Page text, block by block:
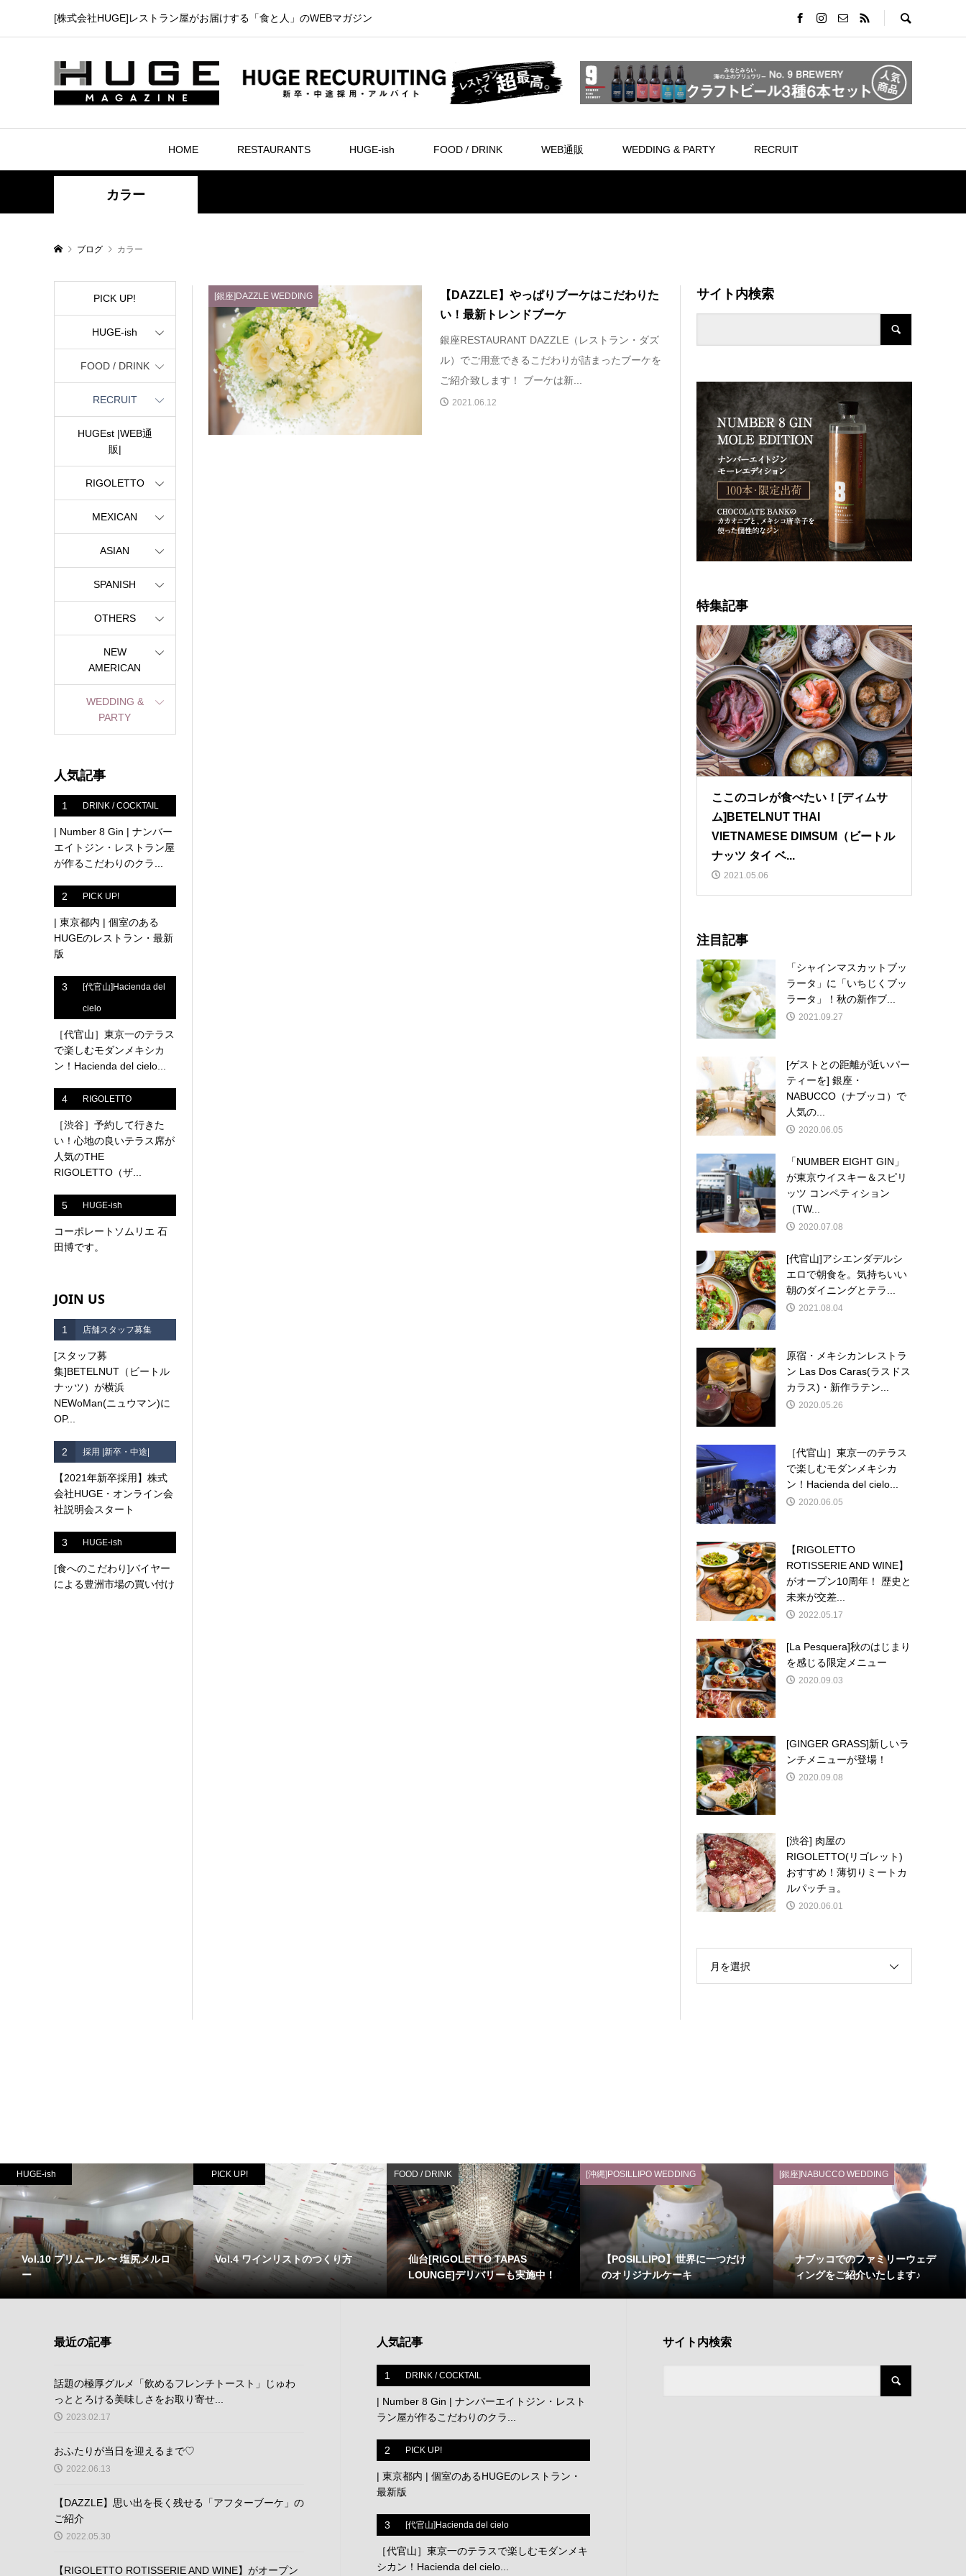
[株式会社HUGE]レストラン屋がお届けする「食と人」のWEBマガジン
HOME RESTAURANTS HUGE-ish FOOD / DRINK WEB通販 WEDDING & PARTY RECRUIT
カラー
ブログ カラー
[銀座]DAZZLE WEDDING
【DAZZLE】やっぱりブーケはこだわりた
い！最新トレンドブーケ
銀座RESTAURANT DAZZLE（レストラン・ダズ
ル）でご用意できるこだわりが詰まったブーケを
ご紹介致します！ ブーケは新...
2021.06.12
PICK UP!
HUGE-ish
FOOD / DRINK
RECRUIT
HUGEst |WEB通
販|
RIGOLETTO
MEXICAN
ASIAN
SPANISH
OTHERS
NEW
AMERICAN
WEDDING &
PARTY
人気記事
1 DRINK / COCKTAIL
| Number 8 Gin | ナンバー
エイトジン・レストラン屋
が作るこだわりのクラ...
2 PICK UP!
| 東京都内 | 個室のある
HUGEのレストラン・最新
版
3 [代官山]Hacienda del
cielo
［代官山］東京一のテラス
で楽しむモダンメキシカ
ン！Hacienda del cielo...
4 RIGOLETTO
［渋谷］予約して行きた
い！心地の良いテラス席が
人気のTHE
RIGOLETTO（ザ...
5 HUGE-ish
コーポレートソムリエ 石
田博です。
JOIN US
1 店舗スタッフ募集
[スタッフ募
集]BETELNUT（ビートル
ナッツ）が横浜
NEWoMan(ニュウマン)に
OP...
2 採用 |新卒・中途|
【2021年新卒採用】株式
会社HUGE・オンライン会
社説明会スタート
3 HUGE-ish
[食へのこだわり]バイヤー
による豊洲市場の買い付け
サイト内検索
特集記事
ここのコレが食べたい！[ディムサ
ム]BETELNUT THAI
VIETNAMESE DIMSUM（ビートル
ナッツ タイ ベ...
2021.05.06
注目記事
「シャインマスカットブッ
ラータ」に「いちじくブッ
ラータ」！秋の新作ブ...
2021.09.27
[ゲストとの距離が近いパー
ティーを] 銀座・
NABUCCO（ナブッコ）で
人気の...
2020.06.05
「NUMBER EIGHT GIN」
が東京ウイスキー＆スピリ
ッツ コンペティション
（TW...
2020.07.08
[代官山]アシエンダデルシ
エロで朝食を。気持ちいい
朝のダイニングとテラ...
2021.08.04
原宿・メキシカンレストラ
ン Las Dos Caras(ラスドス
カラス)・新作ラテン...
2020.05.26
［代官山］東京一のテラス
で楽しむモダンメキシカ
ン！Hacienda del cielo...
2020.06.05
【RIGOLETTO
ROTISSERIE AND WINE】
がオープン10周年！ 歴史と
未来が交差...
2022.05.17
[La Pesquera]秋のはじまり
を感じる限定メニュー
2020.09.03
[GINGER GRASS]新しいラ
ンチメニューが登場！
2020.09.08
[渋谷] 肉屋の
RIGOLETTO(リゴレット)
おすすめ！薄切りミートカ
ルパッチョ。
2020.06.01
月を選択
HUGE-ish
Vol.10 プリムール 〜 塩尻メルロ
ー
PICK UP!
Vol.4 ワインリストのつくり方
FOOD / DRINK
仙台[RIGOLETTO TAPAS
LOUNGE]デリバリーも実施中！
[沖縄]POSILLIPO WEDDING
【POSILLIPO】世界に一つだけ
のオリジナルケーキ
[銀座]NABUCCO WEDDING
ナブッコでのファミリーウェデ
ィングをご紹介いたします♪
最近の記事
話題の極厚グルメ「飲めるフレンチトースト」じゅわ
っととろける美味しさをお取り寄せ...
2023.02.17
おふたりが当日を迎えるまで♡
2022.06.13
【DAZZLE】思い出を長く残せる「アフターブーケ」の
ご紹介
2022.05.30
【RIGOLETTO ROTISSERIE AND WINE】がオープン
人気記事
1 DRINK / COCKTAIL
| Number 8 Gin | ナンバーエイトジン・レスト
ラン屋が作るこだわりのクラ...
2 PICK UP!
| 東京都内 | 個室のあるHUGEのレストラン・
最新版
3 [代官山]Hacienda del cielo
［代官山］東京一のテラスで楽しむモダンメキ
シカン！Hacienda del cielo...
サイト内検索